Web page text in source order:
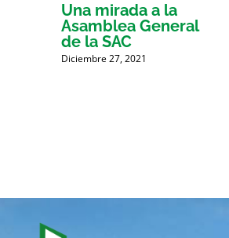
Una mirada a la
Asamblea General
de la SAC
Diciembre 27, 2021